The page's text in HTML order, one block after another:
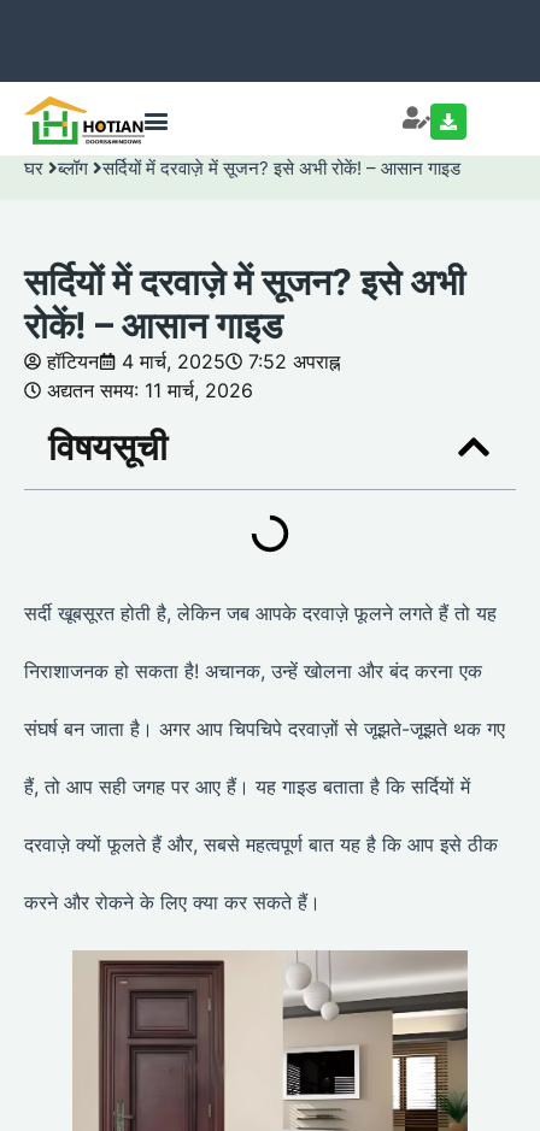
घर ब्लॉग सर्दियों में दरवाज़े में सूजन? इसे अभी रोकें! – आसान गाइड
सर्दियों में दरवाज़े में सूजन? इसे अभी
रोकें! – आसान गाइड
हॉटियन 4 मार्च, 2025
7:52 अपराह्न
अद्यतन समय: 11 मार्च, 2026
विषयसूची
सर्दी खूबसूरत होती है, लेकिन जब आपके दरवाज़े फूलने लगते हैं तो यह
निराशाजनक हो सकता है! अचानक, उन्हें खोलना और बंद करना एक
संघर्ष बन जाता है। अगर आप चिपचिपे दरवाज़ों से जूझते-जूझते थक गए
हैं, तो आप सही जगह पर आए हैं। यह गाइड बताता है कि सर्दियों में
दरवाज़े क्यों फूलते हैं और, सबसे महत्वपूर्ण बात यह है कि आप इसे ठीक
करने और रोकने के लिए क्या कर सकते हैं।